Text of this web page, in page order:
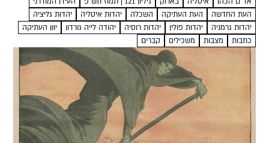
העת החדשה
העת העתיקה השכלה יהדות איטליה
יהדות גליציה
יהדות גרמניה
יהדות פולין יהדות רוסיה יהודה לייה גורדון
יוון העתיקה
כתבות
מצבות משכילים קברים